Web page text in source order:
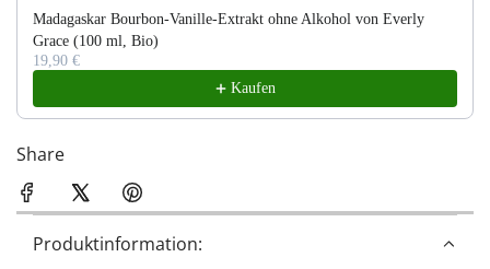
.
Madagaskar Bourbon-Vanille-Extrakt ohne Alkohol von Everly
Grace (100 ml, Bio)
19,90 €
Kaufen
Share
Produktinformation: